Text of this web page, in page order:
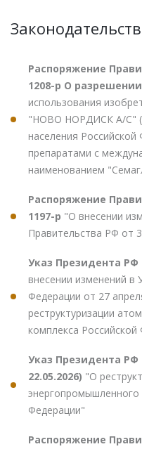
Распоряжение
1208-р О
использования
"НОВО НОРДИСК А/С"
населения
препаратами с
наименованием
Распоряжение
1197-р "О внесении
Правительства РФ от
Указ Президента РФ
внесении изменений в
Федерации от 27
реструктуризации
комплекса
Указ Президента РФ
22.05.2026) "О
энергопромышленного
Федерации"
Распоряжение